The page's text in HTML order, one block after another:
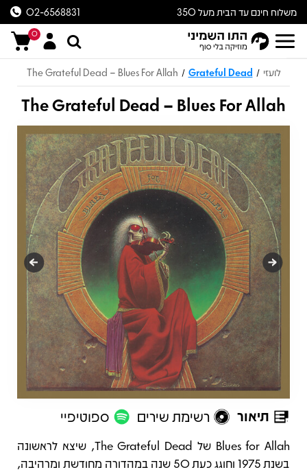
משלוח חינם עד הבית מעל 350
ש״ח
02-6568831
0
לועזי /
Grateful Dead
/
The Grateful Dead – Blues For Allah
The Grateful Dead – Blues For Allah
תיאור רשימת שירים ספוטיפיי
תיאור
Blues for Allah של The Grateful Dead, שיצא לראשונה
בשנת 1975 וחוגג כעת 50 שנה במהדורה מחודשת ומרהיבה,